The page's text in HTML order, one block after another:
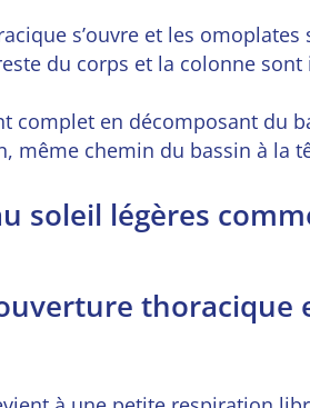
s’ouvre et les
du corps et la colonne
complet en décomposant du
même chemin du bassin à la
soleil légères
thoracique